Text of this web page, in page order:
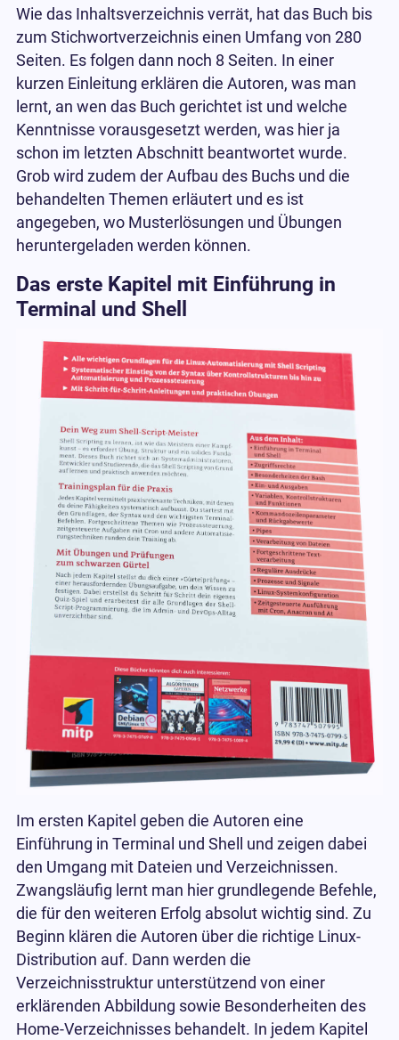
Wie das Inhaltsverzeichnis verrät, hat das Buch bis
zum Stichwortverzeichnis einen Umfang von 280
Seiten. Es folgen dann noch 8 Seiten. In einer
kurzen Einleitung erklären die Autoren, was man
lernt, an wen das Buch gerichtet ist und welche
Kenntnisse vorausgesetzt werden, was hier ja
schon im letzten Abschnitt beantwortet wurde.
Grob wird zudem der Aufbau des Buchs und die
behandelten Themen erläutert und es ist
angegeben, wo Musterlösungen und Übungen
heruntergeladen werden können.
Das erste Kapitel mit Einführung in
Terminal und Shell
Im ersten Kapitel geben die Autoren eine
Einführung in Terminal und Shell und zeigen dabei
den Umgang mit Dateien und Verzeichnissen.
Zwangsläufig lernt man hier grundlegende Befehle,
die für den weiteren Erfolg absolut wichtig sind. Zu
Beginn klären die Autoren über die richtige Linux-
Distribution auf. Dann werden die
Verzeichnisstruktur unterstützend von einer
erklärenden Abbildung sowie Besonderheiten des
Home-Verzeichnisses behandelt. In jedem Kapitel